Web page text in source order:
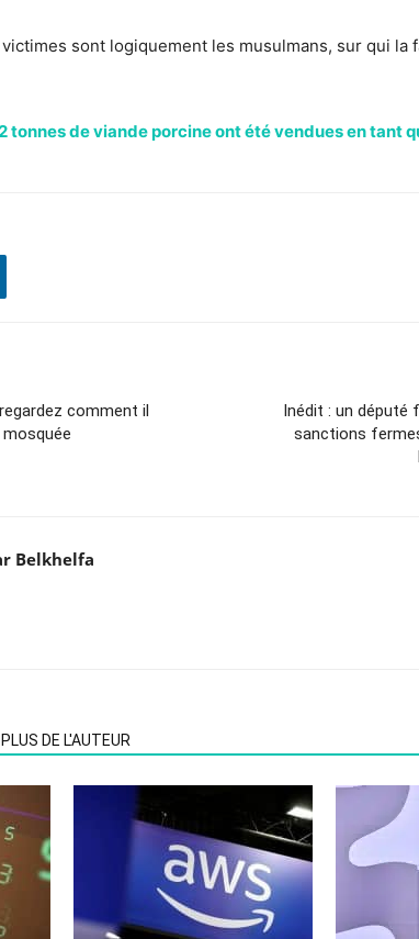
sont logiquement les musulmans, sur qui la
tonnes de viande porcine ont été vendues en tant
comment il
Inédit : un député
sanctions
Belkhelfa
PLUS DE L'AUTEUR